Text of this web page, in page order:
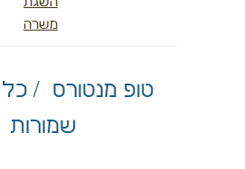
משרה
טופ מנטורס / כל
שמורות